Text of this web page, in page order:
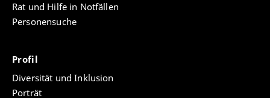
Rat und Hilfe in Notfällen
Personensuche
Profil
Diversität und Inklusion
Porträt